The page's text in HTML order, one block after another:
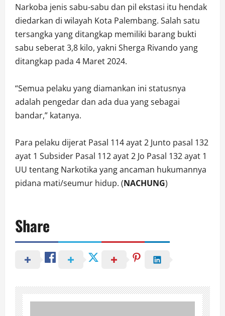
Narkoba jenis sabu-sabu dan pil ekstasi itu hendak
diedarkan di wilayah Kota Palembang. Salah satu
tersangka yang ditangkap memiliki barang bukti
sabu seberat 3,8 kilo, yakni Sherga Rivando yang
ditangkap pada 4 Maret 2024.
“Semua pelaku yang diamankan ini statusnya
adalah pengedar dan ada dua yang sebagai
bandar,” katanya.
Para pelaku dijerat Pasal 114 ayat 2 Junto pasal 132
ayat 1 Subsider Pasal 112 ayat 2 Jo Pasal 132 ayat 1
UU tentang Narkotika yang ancaman hukumannya
pidana mati/seumur hidup. (NACHUNG)
Share